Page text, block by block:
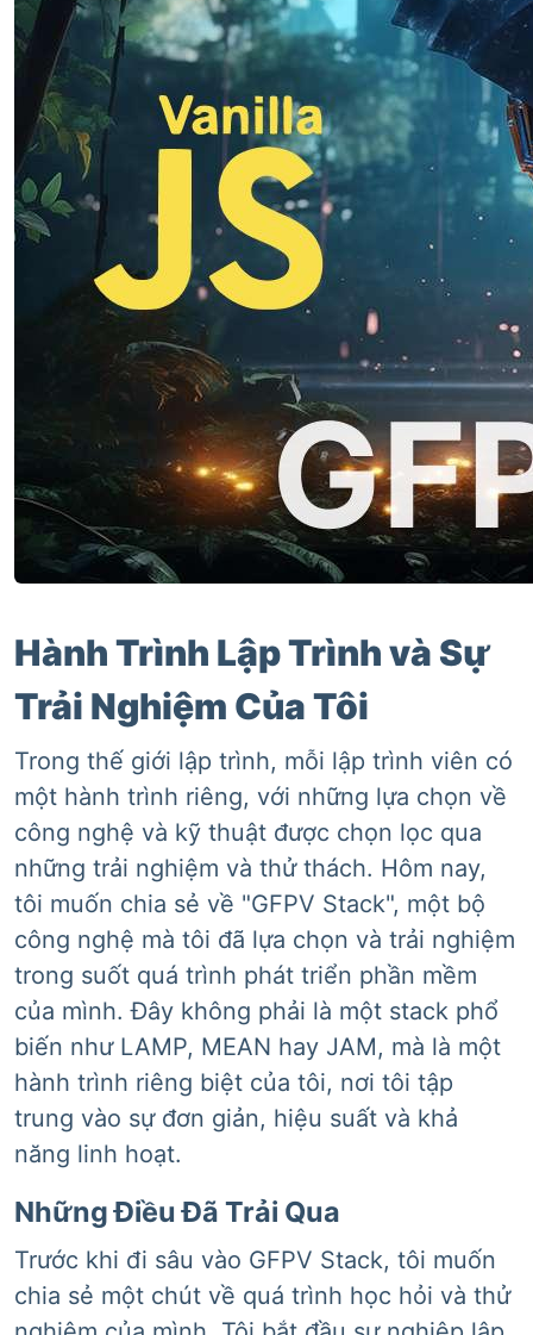
Hành Trình Lập Trình và Sự
Trải Nghiệm Của Tôi
Trong thế giới lập trình, mỗi lập trình viên có
một hành trình riêng, với những lựa chọn về
công nghệ và kỹ thuật được chọn lọc qua
những trải nghiệm và thử thách. Hôm nay,
tôi muốn chia sẻ về "GFPV Stack", một bộ
công nghệ mà tôi đã lựa chọn và trải nghiệm
trong suốt quá trình phát triển phần mềm
của mình. Đây không phải là một stack phổ
biến như LAMP, MEAN hay JAM, mà là một
hành trình riêng biệt của tôi, nơi tôi tập
trung vào sự đơn giản, hiệu suất và khả
năng linh hoạt.
Những Điều Đã Trải Qua
Trước khi đi sâu vào GFPV Stack, tôi muốn
chia sẻ một chút về quá trình học hỏi và thử